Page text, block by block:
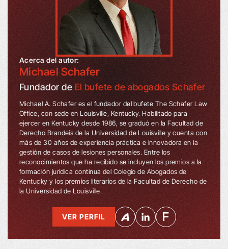
Acerca del autor:
Michael Schafer
Fundador de El bufete de abogados Schafer
Michael A. Schafer es el fundador del bufete The Schafer Law
Office, con sede en Louisville, Kentucky. Habilitado para
ejercer en Kentucky desde 1986, se graduó en la Facultad de
Derecho Brandeis de la Universidad de Louisville y cuenta con
más de 30 años de experiencia práctica e innovadora en la
gestión de casos de lesiones personales. Entre los
reconocimientos que ha recibido se incluyen los premios a la
formación jurídica continua del Colegio de Abogados de
Kentucky y los premios literarios de la Facultad de Derecho de
la Universidad de Louisville.
VER PERFIL